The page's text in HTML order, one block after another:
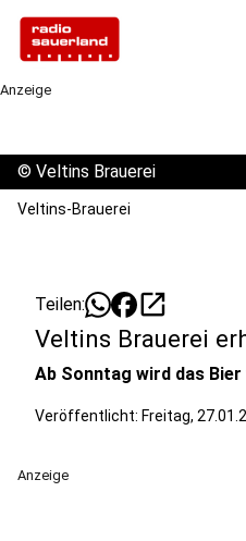
Anzeige
© Veltins Brauerei
Veltins-Brauerei
Teilen: open_in_new
Veltins Brauerei
Ab Sonntag wird das
Veröffentlicht: Freitag,
Anzeige